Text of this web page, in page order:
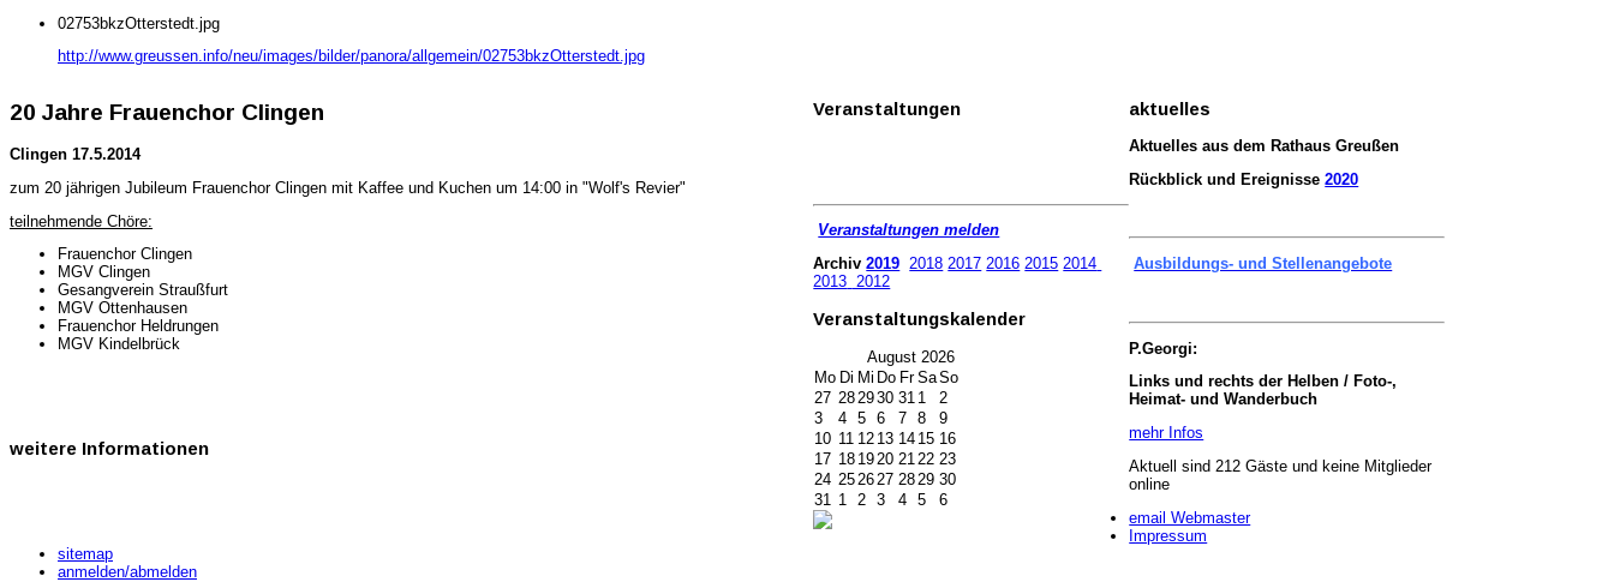
02753bkzOtterstedt.jpg
http://www.greussen.info/neu/images/bilder/panora/allgemein/02753bkzOtterstedt.jpg
20 Jahre Frauenchor Clingen
Clingen 17.5.2014
zum 20 jährigen Jubileum Frauenchor Clingen mit Kaffee und Kuchen um 14:00 in "Wolf's Revier"
teilnehmende Chöre:
Frauenchor Clingen
MGV Clingen
Gesangverein Straußfurt
MGV Ottenhausen
Frauenchor Heldrungen
MGV Kindelbrück
weitere Informationen
Veranstaltungen
Veranstaltungen melden
Archiv2019 2018 2017 2016 2015 2014
2013 2012
Veranstaltungskalender
August 2026
Mo Di Mi Do Fr SaSo
27 282930 31 1
2
3
4 5 6 7 8
9
10 11 12 13 14 15 16
17 18 1920 2122 23
24 252627 2829 30
31 1 2 3 4 5 6
aktuelles
Aktuelles aus dem Rathaus Greußen
Rückblick und Ereignisse2020
Ausbildungs- und Stellenangebote
P.Georgi:
Links und rechts der Helben / Foto-,
Heimat- und Wanderbuch
mehr Infos
Aktuell sind 212 Gäste und keine Mitglieder
online
email Webmaster
Impressum
sitemap
anmelden/abmelden